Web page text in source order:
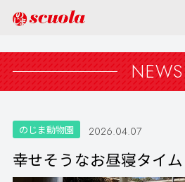
NEWS
のじま動物園 2026.04.07
幸せそうなお昼寝タイム